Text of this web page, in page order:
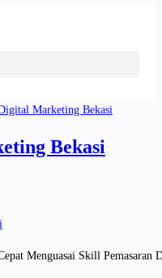
Bekasi
Menguasai Skill